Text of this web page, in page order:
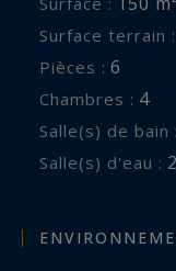
sur terrasse,
poutre
aménagée et
à manger, avec
terrasse,
d’une chambre
poutres
Surface terrain :
Pièces : 6
Chambres : 4
Salle(s) de bain :
Salle(s) d'eau : 2